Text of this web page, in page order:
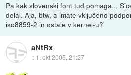
Pa kak slovenski font tud pomaga...
delal. Aja, btw, a imate vključeno
iso8859-2 in ostale v kernel-u?
aNtRx
:: 1. okt 2005, 21:27